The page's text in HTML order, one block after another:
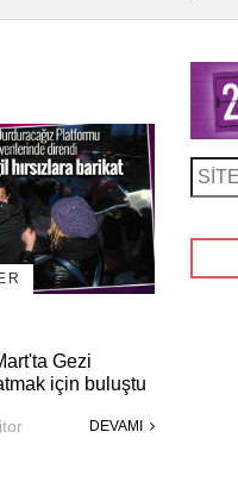
Gezi
için buluştu
DEVAMI